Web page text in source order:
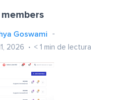
members
Goswami
2026 < 1 min de lectura